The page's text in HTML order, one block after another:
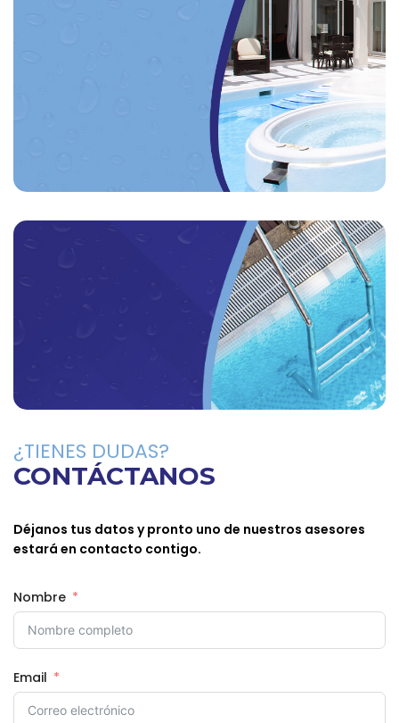
Conoce los mejores trabajos realizados desde
¿QUIERES SER
DISTRIBUIDOR?
para tus proyectos.
¿TIENES DUDAS?
CONTÁCTANOS
Déjanos tus datos y pronto uno de nuestros asesores
estará en contacto contigo.
Nombre
Email